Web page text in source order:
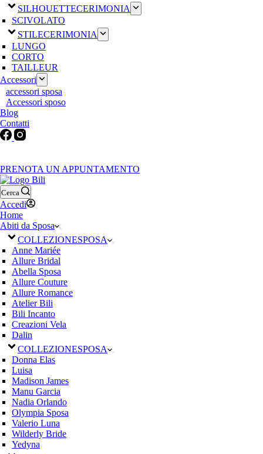
SILHOUETTECERIMONIA
SCIVOLATO
STILECERIMONIA
LUNGO
CORTO
TAILLEUR
Accessori
accessori sposa
Accessori sposo
Blog
Contatti
PRENOTA UN APPUNTAMENTO
Cerca
Accedi
Home
Abiti da Sposa
COLLEZIONESPOSA
Anne Mariée
Allure Bridal
Abella Sposa
Allure Couture
Allure Romance
Atelier Bili
Bili Incanto
Creazioni Vela
Dalin
COLLEZIONESPOSA
Donna Elas
Luisa
Madison James
Manu Garcia
Nadia Orlando
Olympia Sposa
Valerio Luna
Wilderly Bride
Yedyna